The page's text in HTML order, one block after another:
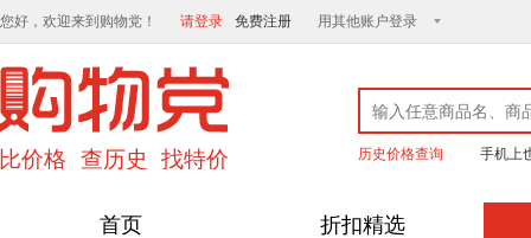
您好，欢迎来到购物党！ 请登录 免费注册 用其他账户登录
历史价格查询 手机上
首页 折扣精选